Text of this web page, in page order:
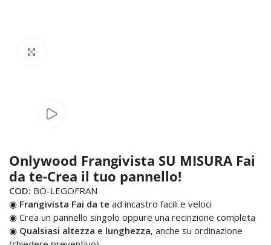
Onlywood Frangivista SU MISURA Fai
da te-Crea il tuo pannello!
COD: BO-LEGOFRAN
◉ Frangivista Fai da te ad incastro facili e veloci
◉ Crea un pannello singolo oppure una recinzione completa
◉ Qualsiasi altezza e lunghezza, anche su ordinazione